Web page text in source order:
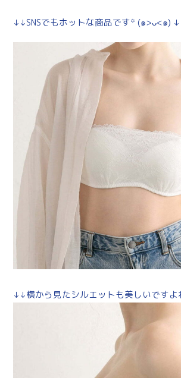
↓↓SNSでもホットな商品です꙳ (๑>ᴗ<๑)
↓↓横から見たシルエットも美しいです